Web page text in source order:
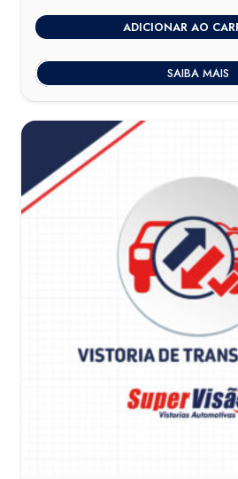
ADICIONAR AO
SAIBA MAIS